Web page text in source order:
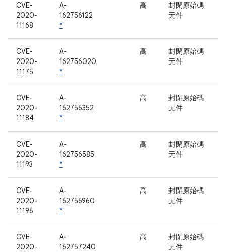
CVE-
2020-
11168
A-
162756122
*
高
封閉原始碼
元件
CVE-
2020-
11175
A-
162756020
*
高
封閉原始碼
元件
CVE-
2020-
11184
A-
162756352
*
高
封閉原始碼
元件
CVE-
2020-
11193
A-
162756585
*
高
封閉原始碼
元件
CVE-
2020-
11196
A-
162756960
*
高
封閉原始碼
元件
CVE-
2020-
A-
162757240
高
封閉原始碼
元件